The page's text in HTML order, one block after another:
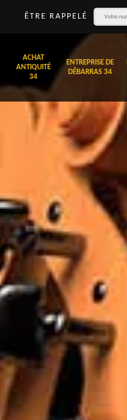
ÊTRE RAPPELÉ
ACHAT
ANTIQUITÉ
34
ENTREPRISE DE
DÉBARRAS 34